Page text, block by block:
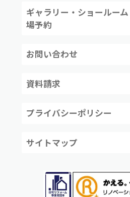
ギャラリー・ショールー
場予約
お問い合わせ
資料請求
プライバシーポリシー
サイトマップ